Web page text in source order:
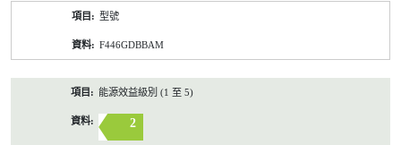
型號
F446GDBBAM
能源效益級別 (1 至 5)
2